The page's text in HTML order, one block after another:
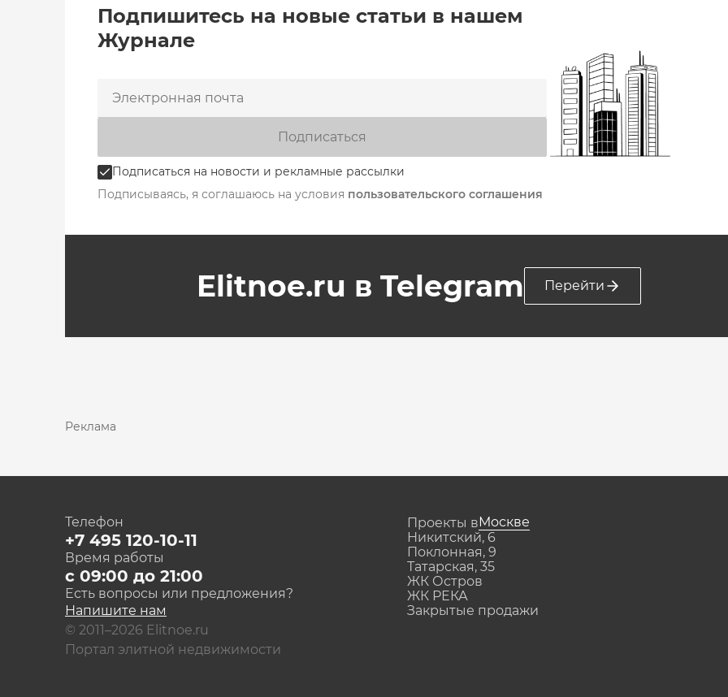
Подпишитесь на новые статьи в нашем
Журнале
Подписаться на новости и рекламные рассылки
Подписаться
Подписываясь, я соглашаюсь на условия пользовательского соглашения
Elitnoe.ru в Telegram Перейти
Реклама
Телефон
+7 495 120-10-11
Время работы
с 09:00 до 21:00
Есть вопросы или предложения?
Напишите нам
© 2011–2026 Elitnoe.ru
Портал элитной недвижимости
Проекты вМоскве
Никитский, 6
Поклонная, 9
Татарская, 35
ЖК Остров
ЖК РЕКА
Закрытые продажи